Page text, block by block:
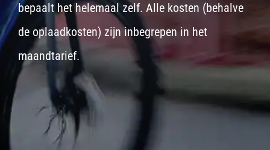
bepaalt het helemaal zelf. Alle kosten (behalve
de oplaadkosten) zijn inbegrepen in het
maandtarief.